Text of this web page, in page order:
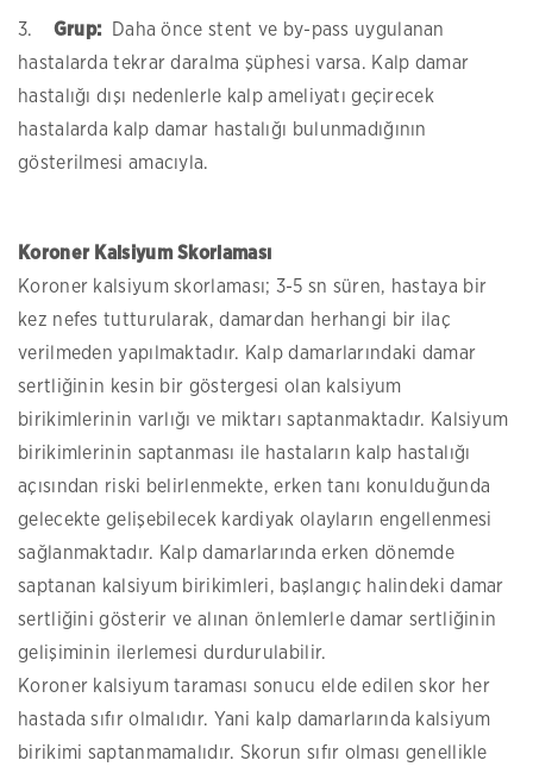
3. Grup:
Daha önce stent ve by-pass uygulanan
hastalarda tekrar daralma şüphesi varsa. Kalp damar
hastalığı dışı nedenlerle kalp ameliyatı geçirecek
hastalarda kalp damar hastalığı bulunmadığının
gösterilmesi amacıyla.
Koroner Kalsiyum Skorlaması
Koroner kalsiyum skorlaması; 3-5 sn süren, hastaya bir
kez nefes tutturularak, damardan herhangi bir ilaç
verilmeden yapılmaktadır. Kalp damarlarındaki damar
sertliğinin kesin bir göstergesi olan kalsiyum
birikimlerinin varlığı ve miktarı saptanmaktadır. Kalsiyum
birikimlerinin saptanması ile hastaların kalp hastalığı
açısından riski belirlenmekte, erken tanı konulduğunda
gelecekte gelişebilecek kardiyak olayların engellenmesi
sağlanmaktadır. Kalp damarlarında erken dönemde
saptanan kalsiyum birikimleri, başlangıç halindeki damar
sertliğini gösterir ve alınan önlemlerle damar sertliğinin
gelişiminin ilerlemesi durdurulabilir.
Koroner kalsiyum taraması sonucu elde edilen skor her
hastada sıfır olmalıdır. Yani kalp damarlarında kalsiyum
birikimi saptanmamalıdır. Skorun sıfır olması genellikle